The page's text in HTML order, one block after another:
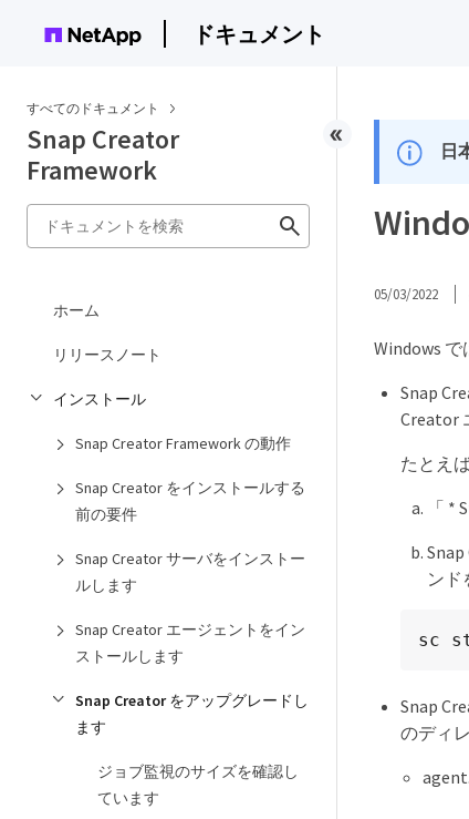
ドキュメント
すべてのドキュメント
Snap Creator
Framework
ホーム
リリースノート
インストール
Snap Creator Framework の動作
Snap Creator をインストールする
前の要件
Snap Creator サーバをインストー
ルします
Snap Creator エージェントをイン
ストールします
Snap Creator をアップグレードし
ます
ジョブ監視のサイズを確認し
ています
日
05/03/2022
Windows で
Snap
Creator
たとえ
「 *
ンド
sc
Snap
のディ